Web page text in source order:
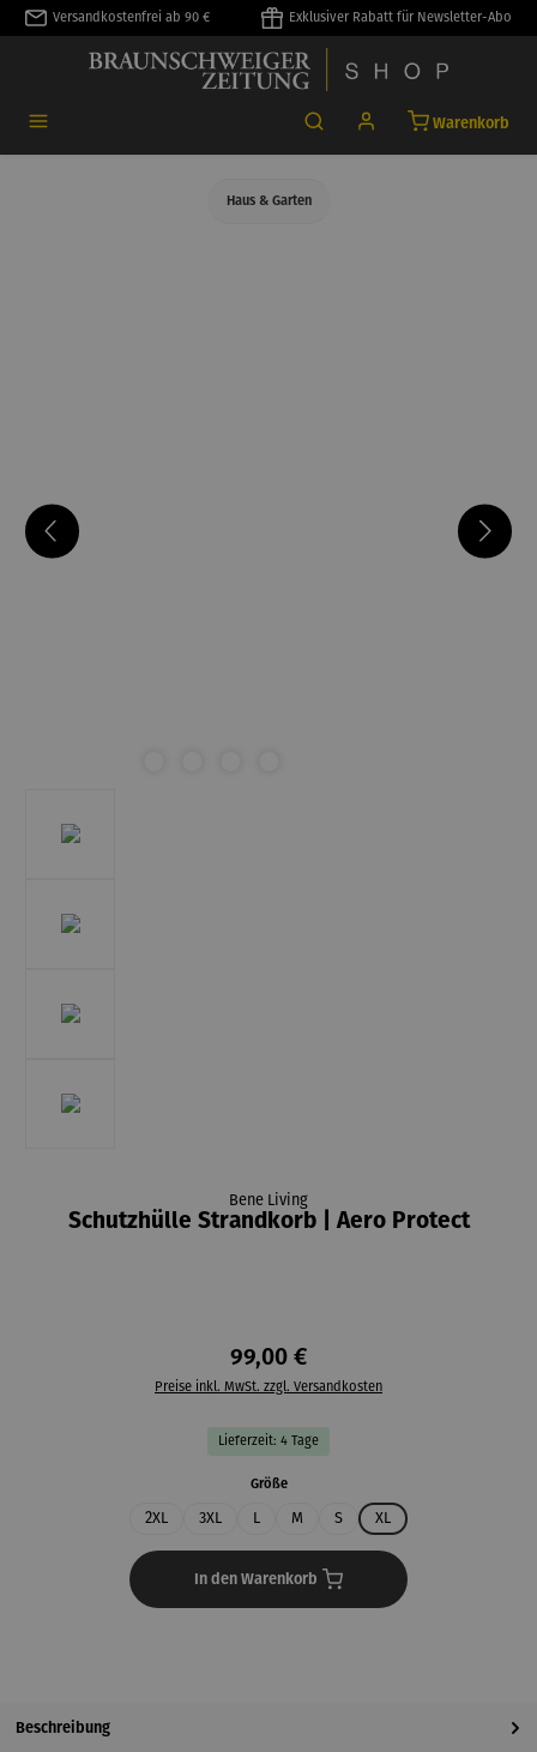
springen
Versandkostenfrei ab 90 € Exklusiver Rabatt für Newsletter-Abo
Warenkorb
Haus & Garten
Bene Living
Schutzhülle Strandkorb | Aero Protect
99,00 €
Preise inkl. MwSt. zzgl. Versandkosten
Lieferzeit: 4 Tage
Größeauswählen
2XL 3XL L M S XL
In den Warenkorb
Beschreibung